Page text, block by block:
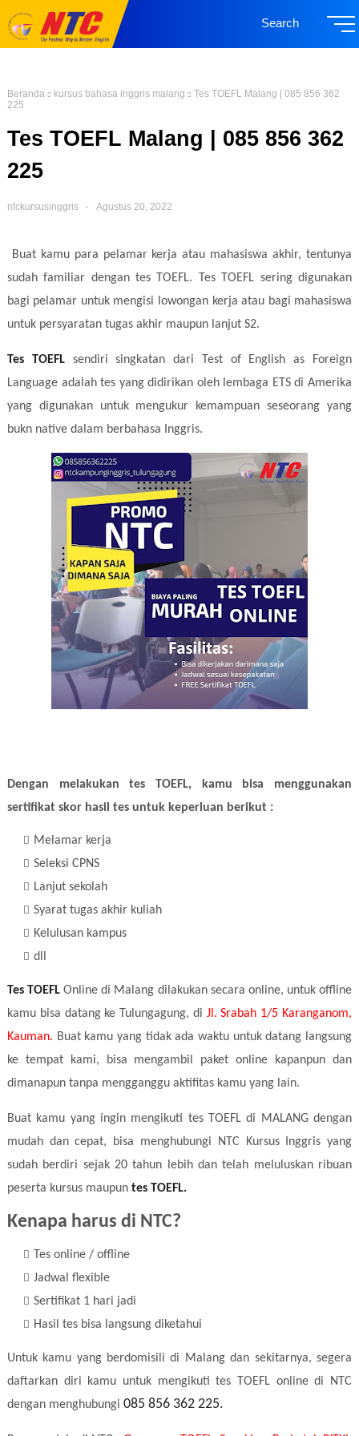
Search
Beranda kursus bahasa inggris malang
Tes TOEFL Malang | 085 856 362
225
Tes TOEFL Malang | 085 856 362
225
ntckursusinggris Agustus 20, 2022
Buat kamu para pelamar kerja atau mahasiswa akhir, tentunya
sudah familiar dengan tes TOEFL. Tes TOEFL sering digunakan
bagi pelamar untuk mengisi lowongan kerja atau bagi mahasiswa
untuk persyaratan tugas akhir maupun lanjut S2.
Tes TOEFL sendiri singkatan dari Test of English as Foreign
Language adalah tes yang didirikan oleh lembaga ETS di Amerika
yang digunakan untuk mengukur kemampuan seseorang yang
bukn native dalam berbahasa Inggris.
Dengan melakukan tes TOEFL, kamu bisa menggunakan
sertifikat skor hasil tes untuk keperluan berikut :
Melamar kerja
Seleksi CPNS
Lanjut sekolah
Syarat tugas akhir kuliah
Kelulusan kampus
dll
Tes TOEFL Online di Malang dilakukan secara online, untuk offline
kamu bisa datang ke Tulungagung, di Jl. Srabah 1/5 Karanganom,
Kauman. Buat kamu yang tidak ada waktu untuk datang langsung
ke tempat kami, bisa mengambil paket online kapanpun dan
dimanapun tanpa mengganggu aktifitas kamu yang lain.
Buat kamu yang ingin mengikuti tes TOEFL di MALANG dengan
mudah dan cepat, bisa menghubungi NTC Kursus Inggris yang
sudah berdiri sejak 20 tahun lebih dan telah meluluskan ribuan
peserta kursus maupun tes TOEFL.
Kenapa harus di NTC?
Tes online / offline
Jadwal flexible
Sertifikat 1 hari jadi
Hasil tes bisa langsung diketahui
Untuk kamu yang berdomisili di Malang dan sekitarnya, segera
daftarkan diri kamu untuk mengikuti tes TOEFL online di NTC
dengan menghubungi 085 856 362 225.